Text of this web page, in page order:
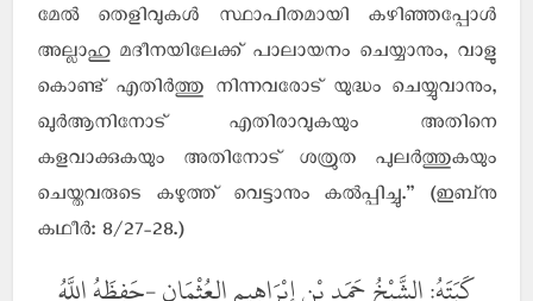
മേല്‍ തെളിവുകള്‍ സ്ഥാപിതമായി കഴിഞ്ഞപ്പോള്‍
അല്ലാഹു മദീനയിലേക്ക് പാലായനം ചെയ്യാനും, വാളു
കൊണ്ട് എതിര്‍ത്തു നിന്നവരോട് യുദ്ധം ചെയ്യുവാനും,
ഖുര്‍ആനിനോട് എതിരാവുകയും അതിനെ
കളവാക്കുകയും അതിനോട് ശത്രുത പുലര്‍ത്തുകയും
ചെയ്തവരുടെ കഴുത്ത് വെട്ടാനും കല്‍പ്പിച്ചു.” (ഇബ്‌നു
കഥീര്‍: 8/27-28.)
كَبَتَهُ: الشَّيْخُ حَمَد بْن إِبْرَاهِيم العُثْمَان -حَفِظَهُ اللَّهُ